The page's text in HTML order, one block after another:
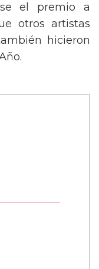
el premio a
otros artistas
hicieron